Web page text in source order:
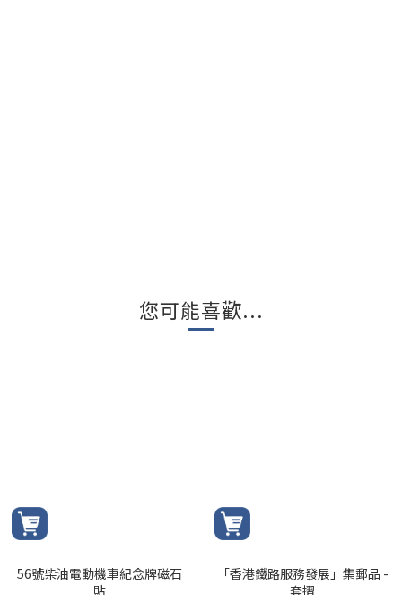
您可能喜歡...
56號柴油電動機車紀念牌磁石
貼
「香港鐵路服務發展」集郵品 -
套摺